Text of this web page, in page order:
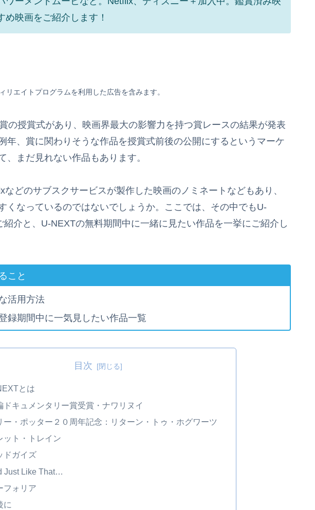
め映画をご紹介します！
リエイトプログラムを利用した広告を含みます。
の授賞式があり、映画界最大の影響力を持つ賞レースの結果が発表
年、賞に関わりそうな作品を授賞式前後の公開にするというマーケ
、まだ見れない作品もあります。
などのサブスクサービスが製作した映画のノミネートなどもあり、
くなっているのではないでしょうか。ここでは、その中でもU-
紹介と、U-NEXTの無料期間中に一緒に見たい作品を一挙にご紹介し
こと
活用方法
録期間中に一気見したい作品一覧
目次
とは
ドキュメンタリー賞受賞・ナワリヌイ
ー・ポッター２０周年記念：リターン・トゥ・ホグワーツ
ット・トレイン
ドガイズ
Just Like That…
フォリア
に